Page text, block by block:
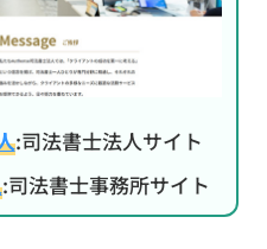
:司法書士法人サイト
:司法書士事務所サイト